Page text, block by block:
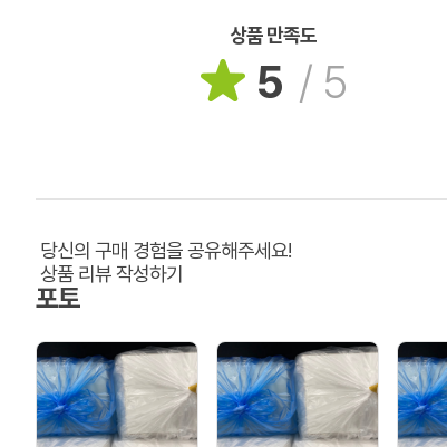
상품 만족도
5 / 5
당신의 구매 경험을 공유해주세요!
상품 리뷰 작성하기
포토